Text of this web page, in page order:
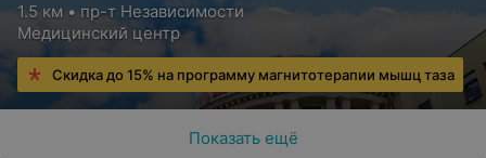
1.5 км • пр-т Независимости
Медицинский центр
Скидка до 15% на программу магнитотерапии мышц таза
Показать ещё